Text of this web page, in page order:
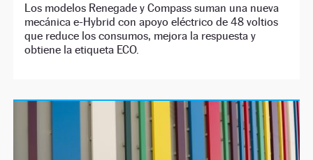
Los modelos Renegade y Compass suman una nueva
mecánica e-Hybrid con apoyo eléctrico de 48 voltios
que reduce los consumos, mejora la respuesta y
obtiene la etiqueta ECO.